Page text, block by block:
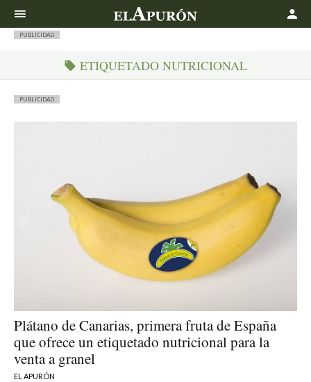
PUBLICIDAD
ETIQUETADO NUTRICIONAL
PUBLICIDAD
Plátano de Canarias, primera fruta de España
que ofrece un etiquetado nutricional para la
venta a granel
EL APURÓN